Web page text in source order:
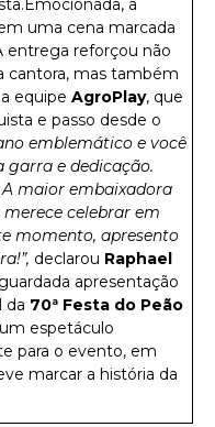
a
uma cena marcada
entrega reforçou não
cantora, mas também
equipe AgroPlay, que
e passo desde o
emblemático e você
e dedicação.
maior embaixadora
celebrar em
momento, apresento
declarou Raphael
apresentação
da 70ª Festa do Peão
espetáculo
para o evento, em
marcar a história da